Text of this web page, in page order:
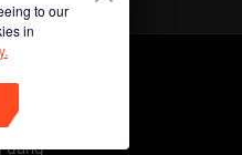
to our
in
dụng